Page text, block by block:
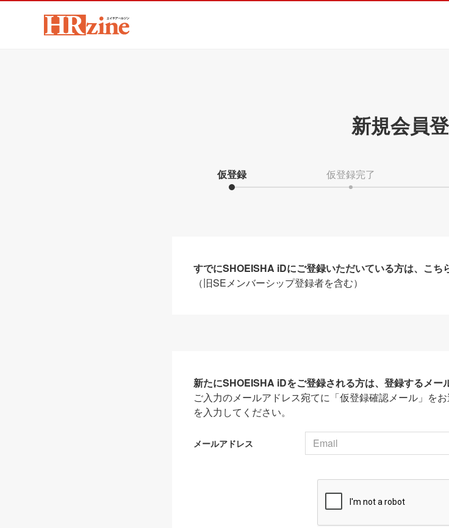
新規会員
仮登録 仮登録完了
すでにSHOEISHA iDにご登録いただいている方は、こち
（旧SEメンバーシップ登録者を含む）
新たにSHOEISHA iDをご登録される方は、登録するメー
ご入力のメールアドレス宛てに「仮登録確認メール」を
を入力してください。
メールアドレス